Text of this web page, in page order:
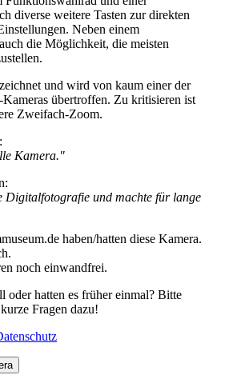
diverse weitere Tasten zur direkten
Neben einem
die Möglichkeit, die meisten
und wird von kaum einer der
Kameras übertroffen. Zu kritisieren ist
Zweifach-Zoom.
Kamera."
Digitalfotografie und machte für lange
haben/hatten diese Kamera.
noch einwandfrei.
oder hatten es früher einmal? Bitte
Fragen dazu!